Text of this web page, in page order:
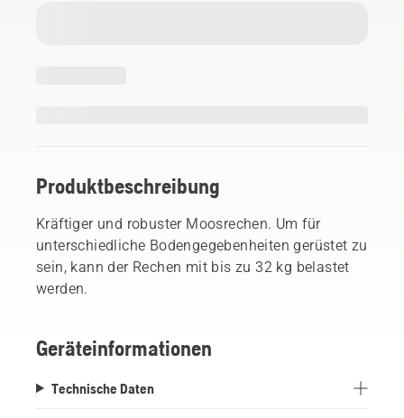
Produktbeschreibung
Kräftiger und robuster Moosrechen. Um für
unterschiedliche Bodengegebenheiten gerüstet zu
sein, kann der Rechen mit bis zu 32 kg belastet
werden.
Geräteinformationen
Technische Daten